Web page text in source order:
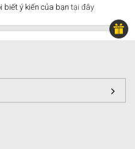
biết ý kiến của bạn tại đây